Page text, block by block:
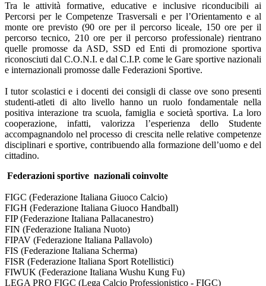
Tra le attività formative, educative e inclusive riconducibili ai
Percorsi per le Competenze Trasversali e per l’Orientamento e al
monte ore previsto (90 ore per il percorso liceale, 150 ore per il
percorso tecnico, 210 ore per il percorso professionale) rientrano
quelle promosse da ASD, SSD ed Enti di promozione sportiva
riconosciuti dal C.O.N.I. e dal C.I.P. come le Gare sportive nazionali
e internazionali promosse dalle Federazioni Sportive.
I tutor scolastici e i docenti dei consigli di classe ove sono presenti
studenti-atleti di alto livello hanno un ruolo fondamentale nella
positiva interazione tra scuola, famiglia e società sportiva. La loro
cooperazione, infatti, valorizza l’esperienza dello Studente
accompagnandolo nel processo di crescita nelle relative competenze
disciplinari e sportive, contribuendo alla formazione dell’uomo e del
cittadino.
Federazioni sportive nazionali coinvolte
FIGC (Federazione Italiana Giuoco Calcio)
FIGH (Federazione Italiana Giuoco Handball)
FIP (Federazione Italiana Pallacanestro)
FIN (Federazione Italiana Nuoto)
FIPAV (Federazione Italiana Pallavolo)
FIS (Federazione Italiana Scherma)
FISR (Federazione Italiana Sport Rotellistici)
FIWUK (Federazione Italiana Wushu Kung Fu)
LEGA PRO FIGC (Lega Calcio Professionistico - FIGC)